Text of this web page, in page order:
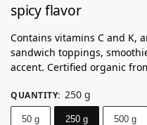
spicy flavor
Contains vitamins C and K,
sandwich toppings,
accent. Certified organic
QUANTITY: 250 g
50 g 250 g 500 g